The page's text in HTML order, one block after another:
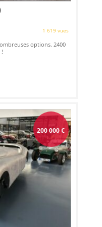
1 619 vues
options. 2400
200 000€